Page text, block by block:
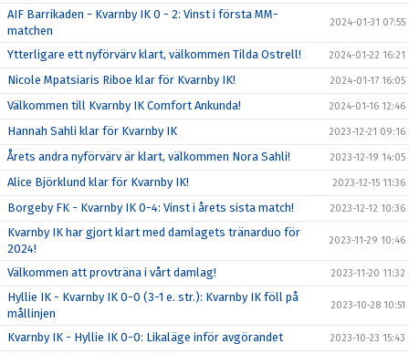
AIF Barrikaden - Kvarnby IK 0 - 2: Vinst i första MM-
matchen
2024-01-31 07:55
Ytterligare ett nyförvärv klart, välkommen Tilda Ostrell! 2024-01-22 16:21
Nicole Mpatsiaris Riboe klar för Kvarnby IK! 2024-01-17 16:05
Välkommen till Kvarnby IK Comfort Ankunda! 2024-01-16 12:46
Hannah Sahli klar för Kvarnby IK 2023-12-21 09:16
Årets andra nyförvärv är klart, välkommen Nora Sahli! 2023-12-19 14:05
Alice Björklund klar för Kvarnby IK! 2023-12-15 11:36
Borgeby FK - Kvarnby IK 0-4: Vinst i årets sista match! 2023-12-12 10:36
Kvarnby IK har gjort klart med damlagets tränarduo för
2024!
2023-11-29 10:46
Välkommen att provträna i vårt damlag! 2023-11-20 11:32
Hyllie IK - Kvarnby IK 0-0 (3-1 e. str.): Kvarnby IK föll på
mållinjen
2023-10-28 10:51
Kvarnby IK - Hyllie IK 0-0: Likaläge inför avgörandet 2023-10-23 15:43